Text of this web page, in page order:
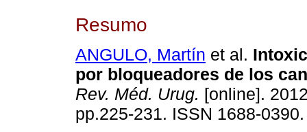
Resumo
ANGULO, Martín et al.
por bloqueadores de los
Rev. Méd. Urug. [online].
pp.225-231. ISSN 1688-0390.